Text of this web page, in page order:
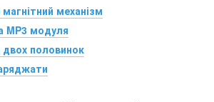
механізм
MP3 модуля
половинок